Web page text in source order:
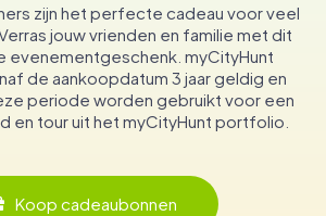
zijn het perfecte cadeau voor veel
jouw vrienden en familie met dit
evenementgeschenk. myCityHunt
de aankoopdatum 3 jaar geldig en
periode worden gebruikt voor een
en tour uit het myCityHunt portfolio.
Koop cadeaubonnen